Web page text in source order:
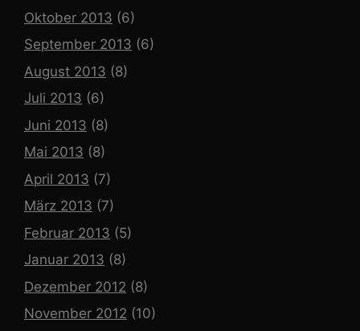
Oktober 2013 (6)
September 2013 (6)
August 2013 (8)
Juli 2013 (6)
Juni 2013 (8)
Mai 2013 (8)
April 2013 (7)
März 2013 (7)
Februar 2013 (5)
Januar 2013 (8)
Dezember 2012 (8)
November 2012 (10)